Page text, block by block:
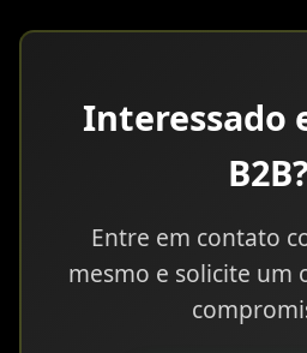
Interessado
B2B?
Entre em contato
mesmo e solicite um